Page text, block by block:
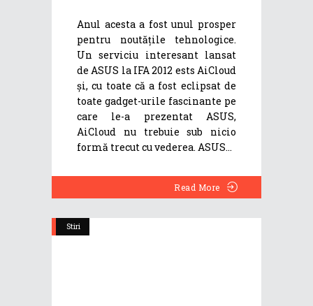
Anul acesta a fost unul prosper
pentru noutățile tehnologice.
Un serviciu interesant lansat
de ASUS la IFA 2012 ests AiCloud
și, cu toate că a fost eclipsat de
toate gadget-urile fascinante pe
care le-a prezentat ASUS,
AiCloud nu trebuie sub nicio
formă trecut cu vederea. ASUS
Read More
Stiri